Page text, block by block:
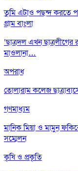
তুমি এটাও পছন্দ করতে
গ্রাম বাংলা
‘ছাত্রদল এখন
মাওলানা…
অপরাধ
তোলারাম কলেজ
গণমাধ্যম
মানিক মিয়া ও মামুন
সম্মেলন
কৃষি ও প্রকৃতি